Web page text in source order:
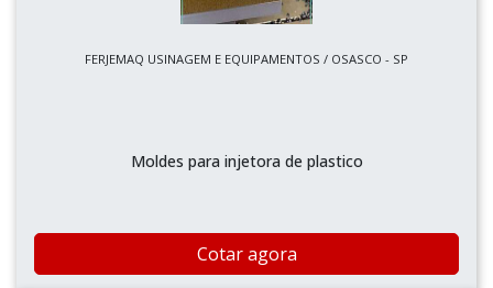
FERJEMAQ USINAGEM E EQUIPAMENTOS / OSASCO - SP
Moldes para injetora de plastico
Cotar agora